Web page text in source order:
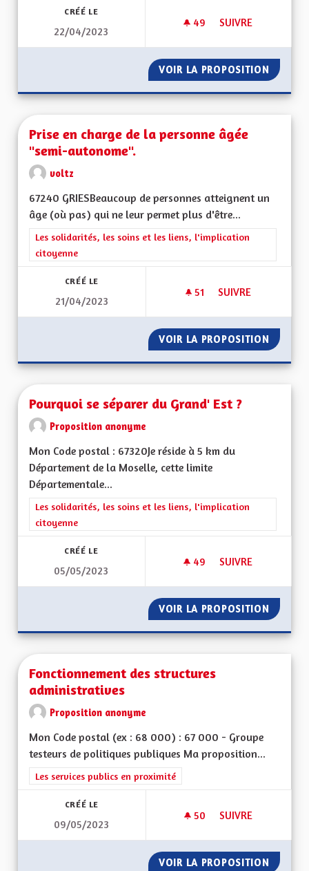
CRÉÉ LE
22/04/2023
49 49 ABONNÉS
SUIVRE
VOIR LA PROPOSITION
Prise en charge de la personne âgée
"semi-autonome".
voltz
67240 GRIESBeaucoup de personnes atteignent un
âge (où pas) qui ne leur permet plus d'être...
Filtrer les résultats de la catégorie : Les solidarités, les soins
Les solidarités, les soins et les liens, l'implication
citoyenne
CRÉÉ LE
21/04/2023
51 51 ABONNÉS
SUIVRE
VOIR LA PROPOSITION PRISE
Pourquoi se séparer du Grand' Est ?
Proposition anonyme
Mon Code postal : 67320Je réside à 5 km du
Département de la Moselle, cette limite
Départementale...
Filtrer les résultats de la catégorie : Les solidarités, les soins
Les solidarités, les soins et les liens, l'implication
citoyenne
CRÉÉ LE
05/05/2023
49 49 ABONNÉS
SUIVRE
VOIR LA PROPOSITION
Fonctionnement des structures
administratives
Proposition anonyme
Mon Code postal (ex : 68 000) : 67 000 - Groupe
testeurs de politiques publiques Ma proposition...
Filtrer les résultats de la catégorie : Les services publics en
Les services publics en proximité
CRÉÉ LE
09/05/2023
50 50 ABONNÉS
SUIVRE
VOIR LA PROPOSITION